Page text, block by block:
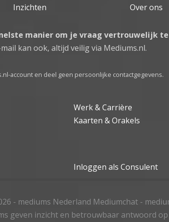
Inzichten Over ons
manier om je vraag vertrouwelijk
kan ook, altijd veilig via Mediums.nl.
account en deel geen persoonlijke contactgegevens.
Werk & Carrière
Kaarten & Orakels
Inloggen als Consulent
- mediums Nederland Mediumchat -
geven inzicht en betrouwbaar antwoord